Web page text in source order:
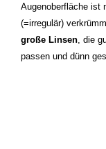
Augenoberfläche ist
(=irregulär) v
große Linsen, die
passen und dünn